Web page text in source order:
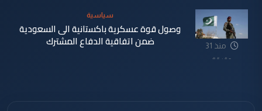
منذ 31
دقيقة
سياسية
وصول قوة عسكرية باكستانية الى السعودية
ضمن اتفاقية الدفاع المشترك